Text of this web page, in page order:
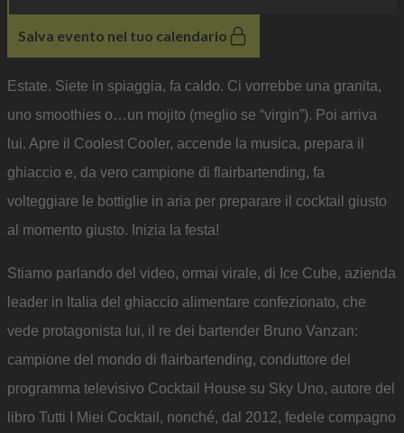
Salva evento nel tuo calendario
Estate. Siete in spiaggia, fa caldo. Ci vorrebbe una granita,
uno smoothies o…un mojito (meglio se “virgin”). Poi arriva
lui. Apre il Coolest Cooler, accende la musica, prepara il
ghiaccio e, da vero campione di flairbartending, fa
volteggiare le bottiglie in aria per preparare il cocktail giusto
al momento giusto. Inizia la festa!
Stiamo parlando del video, ormai virale, di Ice Cube, azienda
leader in Italia del ghiaccio alimentare confezionato, che
vede protagonista lui, il re dei bartender Bruno Vanzan:
campione del mondo di flairbartending, conduttore del
programma televisivo Cocktail House su Sky Uno, autore del
libro Tutti I Miei Cocktail, nonché, dal 2012, fedele compagno